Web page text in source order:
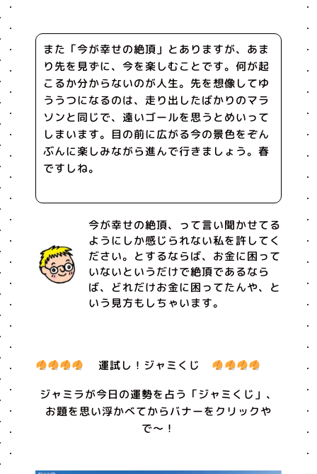
また「今が幸せの絶頂」とありますが、あま
り先を見ずに、今を楽しむことです。何が起
こるか分からないのが人生。先を想像してゆ
ううつになるのは、走り出したばかりのマラ
ソンと同じで、遠いゴールを思うとめいって
しまいます。目の前に広がる今の景色をぞん
ぶんに楽しみながら進んで行きましょう。春
ですしね。
今が幸せの絶頂、って言い聞かせてる
ようにしか感じられない私を許してく
ださい。とするならば、お金に困って
いないというだけで絶頂であるなら
ば、どれだけお金に困ってたんや、と
いう見方もしちゃいます。
運試し！ジャミくじ
ジャミラが今日の運勢を占う「ジャミくじ」、
お題を思い浮かべてからバナーをクリックや
で〜！